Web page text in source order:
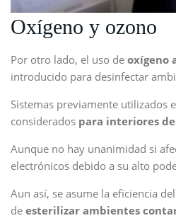
Oxígeno y ozono
Por otro lado, el uso de oxígeno
introducido para desinfectar
Sistemas previamente utilizados
considerados para interiores
Aunque no hay unanimidad si
electrónicos debido a su alto
Aun así, se asume la eficiencia
de esterilizar ambientes